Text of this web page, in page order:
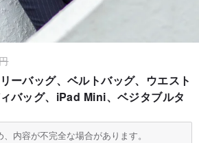
ーバッグ、ベルトバッグ、ウエスト
バッグ、iPad Mini、ベジタブルタ
内容が不完全な場合があります。